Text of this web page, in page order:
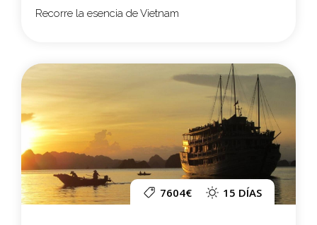
Recorre la esencia de Vietnam
7604€ 15 DÍAS